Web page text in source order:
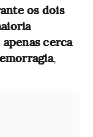
os dois
cerca
,